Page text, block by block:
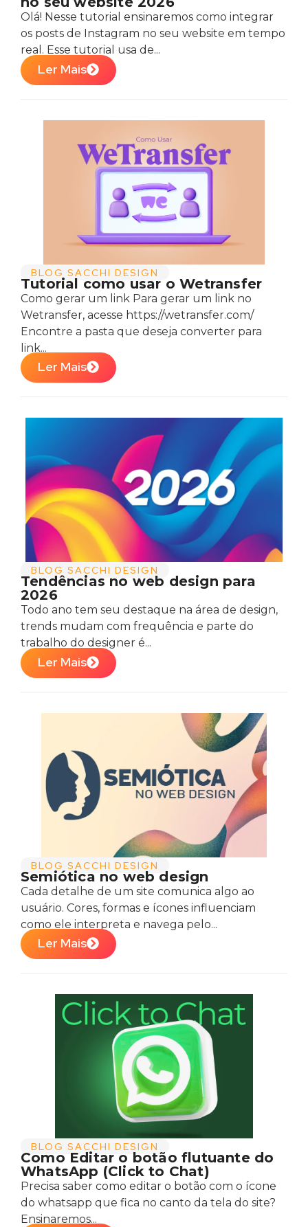
Olá! Nesse tutorial ensinaremos como integrar
os posts de Instagram no seu website em tempo
real. Esse tutorial usa de...
Ler Mais
BLOG SACCHI DESIGN
Tutorial como usar o Wetransfer
Como gerar um link Para gerar um link no
Wetransfer, acesse https://wetransfer.com/
Encontre a pasta que deseja converter para
link...
Ler Mais
BLOG SACCHI DESIGN
Tendências no web design para
2026
Todo ano tem seu destaque na área de design,
trends mudam com frequência e parte do
trabalho do designer é...
Ler Mais
BLOG SACCHI DESIGN
Semiótica no web design
Cada detalhe de um site comunica algo ao
usuário. Cores, formas e ícones influenciam
como ele interpreta e navega pelo...
Ler Mais
BLOG SACCHI DESIGN
Como Editar o botão flutuante do
WhatsApp (Click to Chat)
Precisa saber como editar o botão com o ícone
do whatsapp que fica no canto da tela do site?
Ensinaremos...